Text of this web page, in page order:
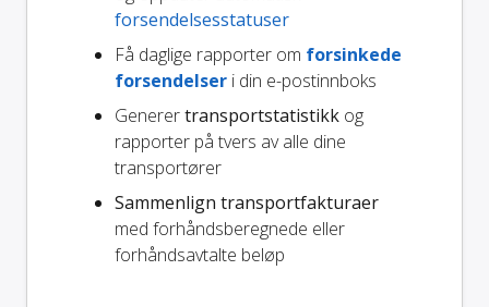
forsendelsesstatuser
Få daglige rapporter om forsinkede
forsendelser i din e-postinnboks
Generertransportstatistikk og
rapporter på tvers av alle dine
transportører
Sammenlign transportfakturaer
med forhåndsberegnede eller
forhåndsavtalte beløp